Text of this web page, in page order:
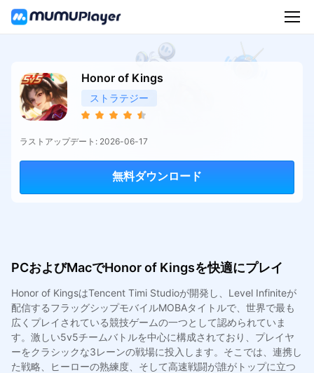
Honor of Kings
ストラテジー
ラストアップデート: 2026-06-17
無料ダウンロード
PCおよびMacでHonor of Kingsを快適にプレイ
Honor of KingsはTencent Timi Studioが開発し、Level Infiniteが
配信するフラッグシップモバイルMOBAタイトルで、世界で最も
広くプレイされている競技ゲームの一つとして認められていま
す。激しい5v5チームバトルを中心に構成されており、プレイヤ
ーをクラシックな3レーンの戦場に投入します。そこでは、連携し
た戦略、ヒーローの熟練度、そして高速戦闘が誰がトップに立つ